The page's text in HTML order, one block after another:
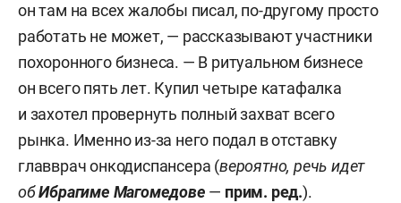
он там на всех жалобы писал, по-другому просто
работать не может, — рассказывают участники
похоронного бизнеса. — В ритуальном бизнесе
он всего пять лет. Купил четыре катафалка
и захотел провернуть полный захват всего
рынка. Именно из-за него подал в отставку
главврач онкодиспансера (вероятно, речь идет
обИбрагиме Магомедове — прим. ред.).